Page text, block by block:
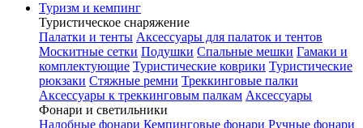
Туризм и кемпинг
Туристическое снаряжение
Палатки и тенты Аксессуары для палаток и тентов
Москитные сетки Подушки Спальные мешки Гамаки и
комплектующие Туристические коврики Туристические
рюкзаки Стяжные ремни Треккинговые палки
Аксессуары к треккинговым палкам Аксессуары
Фонари и светильники
Налобные фонари Кемпинговые фонари Ручные фонари